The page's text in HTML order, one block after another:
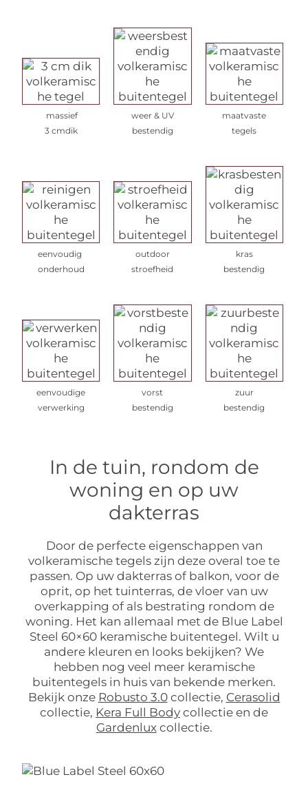
massief
3 cmdik
weer & UV
bestendig
maatvaste
tegels
eenvoudig
onderhoud
outdoor
stroefheid
kras
bestendig
eenvoudige
verwerking
vorst
bestendig
zuur
bestendig
In de tuin, rondom de
woning en op uw
dakterras
Door de perfecte eigenschappen van
volkeramische tegels zijn deze overal toe te
passen. Op uw dakterras of balkon, voor de
oprit, op het tuinterras, de vloer van uw
overkapping of als bestrating rondom de
woning. Het kan allemaal met de Blue Label
Steel 60×60 keramische buitentegel. Wilt u
andere kleuren en looks bekijken? We
hebben nog veel meer keramische
buitentegels in huis van bekende merken.
Bekijk onze Robusto 3.0collectie, Cerasolid
collectie, Kera Full Body collectie en de
Gardenluxcollectie.